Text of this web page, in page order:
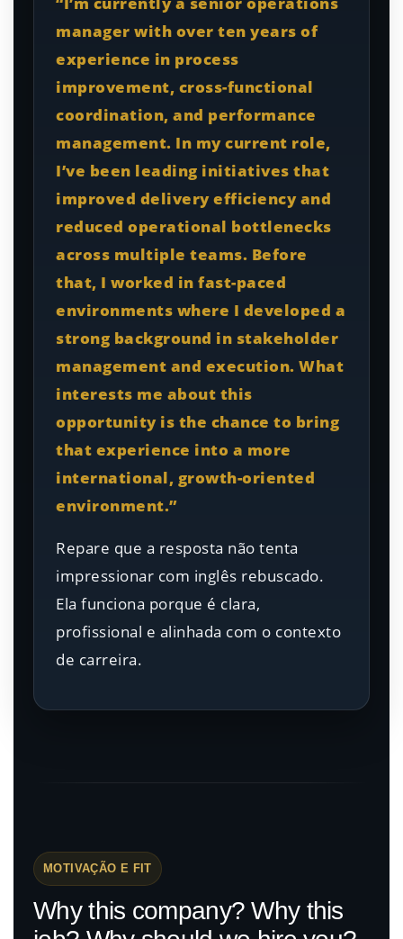
manager with over ten years of
experience in process
improvement, cross-functional
coordination, and performance
management. In my current role,
I’ve been leading initiatives that
improved delivery efficiency and
reduced operational bottlenecks
across multiple teams. Before
that, I worked in fast-paced
environments where I developed a
strong background in stakeholder
management and execution. What
interests me about this
opportunity is the chance to bring
that experience into a more
international, growth-oriented
environment.”
Repare que a resposta não tenta
impressionar com inglês rebuscado.
Ela funciona porque é clara,
profissional e alinhada com o contexto
de carreira.
MOTIVAÇÃO E FIT
Why this company? Why this